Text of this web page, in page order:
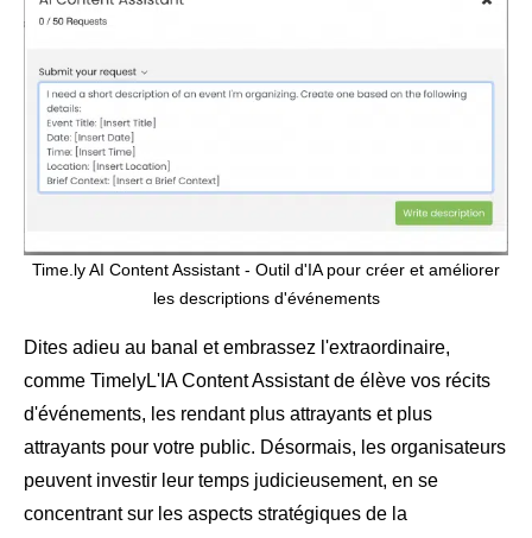
Time.ly AI Content Assistant - Outil d'IA pour créer et améliorer
les descriptions d'événements
Dites adieu au banal et embrassez l'extraordinaire,
comme TimelyL'IA Content Assistant de élève vos récits
d'événements, les rendant plus attrayants et plus
attrayants pour votre public. Désormais, les organisateurs
peuvent investir leur temps judicieusement, en se
concentrant sur les aspects stratégiques de la